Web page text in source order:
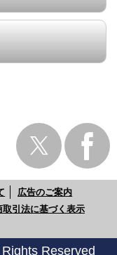
広告のご案内
取引法に基づく表示
Reserved